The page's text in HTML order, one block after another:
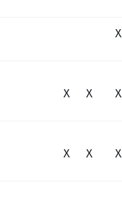
X
X X X
X X X